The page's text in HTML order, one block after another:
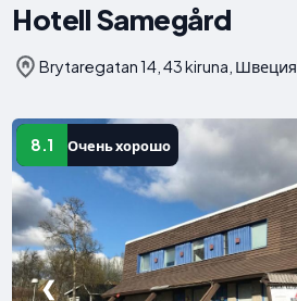
Hotell Samegård
Brytaregatan 14, 43 kiruna, Швеция
8.1 Очень хорошо
❮